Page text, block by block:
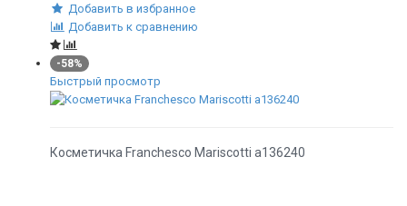
Добавить в избранное
Добавить к сравнению
-58%
Быстрый просмотр
Косметичка Franchesco Mariscotti а136240